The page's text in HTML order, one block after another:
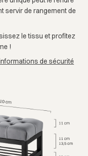
servir de rangement de
le tissu et profitez
!
de sécurité